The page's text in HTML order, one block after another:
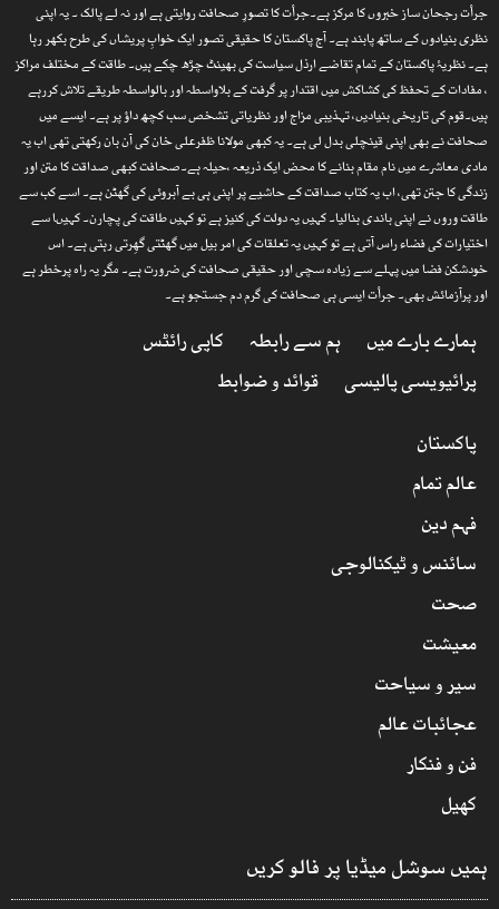
جرأت رجحان ساز خبروں کا مرکز ہے۔جرأت کا تصورِ صحافت روایتی ہے اور نہ لے پالک ۔ یہ اپنی
نظری بنیادوں کے ساتھ پابند ہے۔ آج پاکستان کا حقیقی تصور ایک خوابِ پریشاں کی طرح بکھر رہا
ہے۔ نظریۂ پاکستان کے تمام تقاضے ارذل سیاست کی بھینٹ چڑھ چکے ہیں۔ طاقت کے مختلف مراکز
، مفادات کے تحفظ کی کشاکش میں اقتدار پر گرفت کے بلاواسطہ اور بالواسطہ طریقے تلاش کررہے
ہیں۔قوم کی تاریخی بنیادیں، تہذیبی مزاج اور نظریاتی تشخص سب کچھ داؤ پر ہے۔ ایسے میں
صحافت نے بھی اپنی قینچلی بدل لی ہے۔ یہ کبھی مولانا ظفرعلی خان کی آن بان رکھتی تھی اب یہ
مادی معاشرے میں نام مقام بنانے کا محض ایک ذریعہ ،حیلہ ہے۔صحافت کبھی صداقت کا متن اور
زندگی کا جتن تھی، اب یہ کتاب صداقت کے حاشیے پر اپنی ہی بے آبروئی کی گھٹن ہے۔ اسے کب سے
طاقت وروں نے اپنی باندی بنالیا۔ کہیں یہ دولت کی کنیز ہے تو کہیں طاقت کی پچارن۔ کہیںا سے
اختیارات کی فضاء راس آتی ہے تو کہیں یہ تعلقات کی امر بیل میں گھٹتی گھِرتی رہتی ہے۔ اس
خودشکن فضا میں پہلے سے زیادہ سچی اور حقیقی صحافت کی ضرورت ہے۔ مگر یہ راہ پرخطر ہے
اور پرآزمائش بھی۔ جرأت ایسی ہی صحافت کی گرم دم جستجو ہے۔
ہمارے بارے میں ہم سے رابطہ
کاپی رائٹس
پرائیویسی پالیسی
قوائد و ضوابط
پاکستان
عالم تمام
فہم دین
سائنس و ٹیکنالوجی
صحت
معیشت
سیر و سیاحت
عجائبات عالم
فن و فنکار
کھیل
ہمیں سوشل میڈیا پر فالو کریں